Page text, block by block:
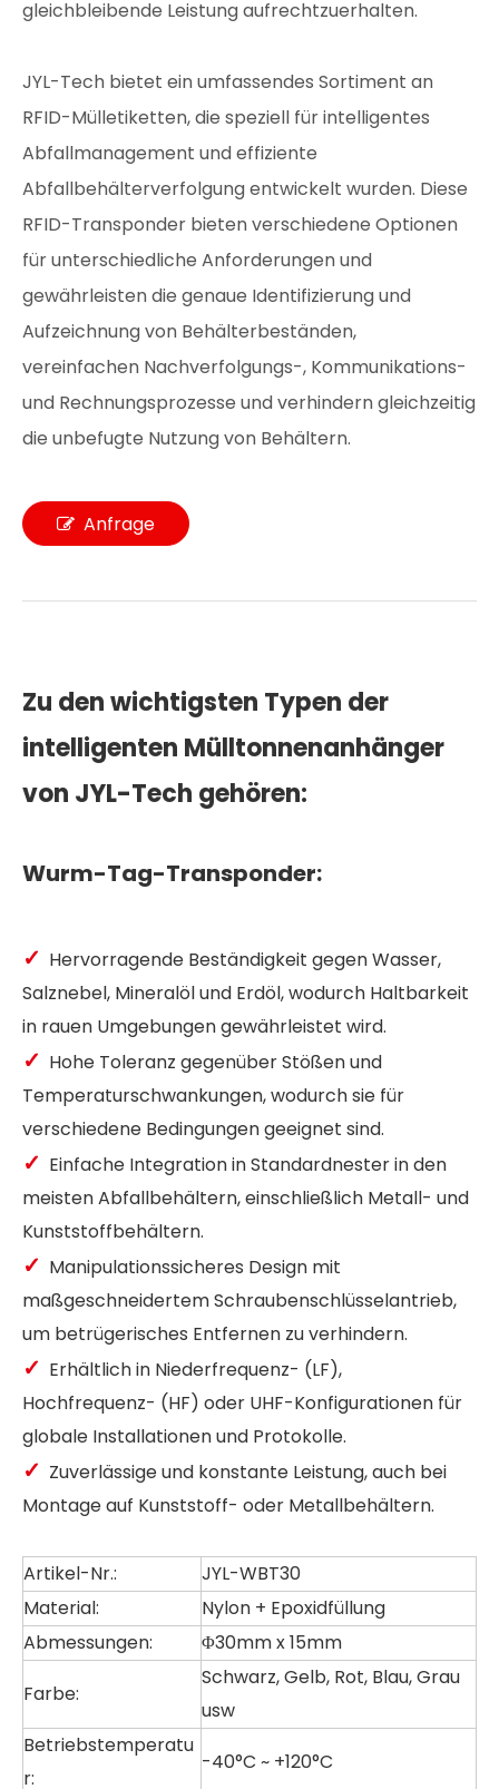
gleichbleibende Leistung aufrechtzuerhalten.
JYL-Tech bietet ein umfassendes Sortiment an
RFID-Mülletiketten, die speziell für intelligentes
Abfallmanagement und effiziente
Abfallbehälterverfolgung entwickelt wurden. Diese
RFID-Transponder bieten verschiedene Optionen
für unterschiedliche Anforderungen und
gewährleisten die genaue Identifizierung und
Aufzeichnung von Behälterbeständen,
vereinfachen Nachverfolgungs-, Kommunikations-
und Rechnungsprozesse und verhindern gleichzeitig
die unbefugte Nutzung von Behältern.
Anfrage
Zu den wichtigsten Typen der
intelligenten Mülltonnenanhänger
von JYL-Tech gehören:
Wurm-Tag-Transponder:
✓ Hervorragende Beständigkeit gegen Wasser,
Salznebel, Mineralöl und Erdöl, wodurch Haltbarkeit
in rauen Umgebungen gewährleistet wird.
✓ Hohe Toleranz gegenüber Stößen und
Temperaturschwankungen, wodurch sie für
verschiedene Bedingungen geeignet sind.
✓ Einfache Integration in Standardnester in den
meisten Abfallbehältern, einschließlich Metall- und
Kunststoffbehältern.
✓ Manipulationssicheres Design mit
maßgeschneidertem Schraubenschlüsselantrieb,
um betrügerisches Entfernen zu verhindern.
✓ Erhältlich in Niederfrequenz- (LF),
Hochfrequenz- (HF) oder UHF-Konfigurationen für
globale Installationen und Protokolle.
✓ Zuverlässige und konstante Leistung, auch bei
Montage auf Kunststoff- oder Metallbehältern.
Artikel-Nr.:
JYL-WBT30
Material:
Nylon + Epoxidfüllung
Abmessungen:
Φ30mm x 15mm
Farbe:
Schwarz, Gelb, Rot, Blau, Grau
usw
Betriebstemperatu
r:
-40°C ~ +120°C